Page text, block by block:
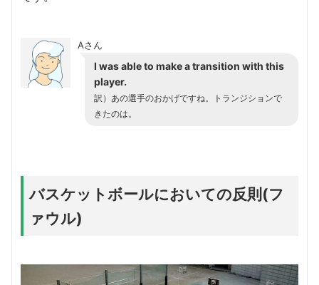
Aさん
I was able to make a transition with this
player.
訳）あの選手のおかげですね。トランジションで
きたのは。
バスケットボールにおいての反則(フ
ァウル)